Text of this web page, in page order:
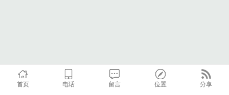
首页 电话 留言 位置 分享